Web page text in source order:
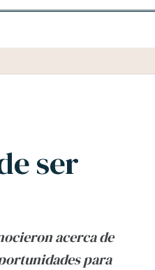
ser
acerca de
para